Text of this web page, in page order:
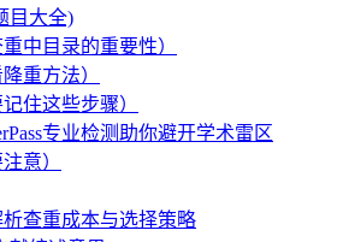
目大全)
中目录的重要性）
重方法）
住这些步骤）
专业检测助你避开学术雷区
意）
查重成本与选择策略